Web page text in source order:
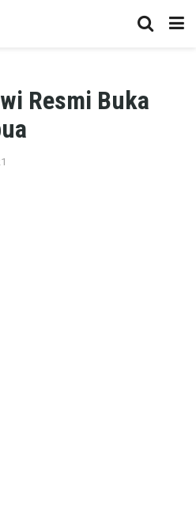
Resmi Buka